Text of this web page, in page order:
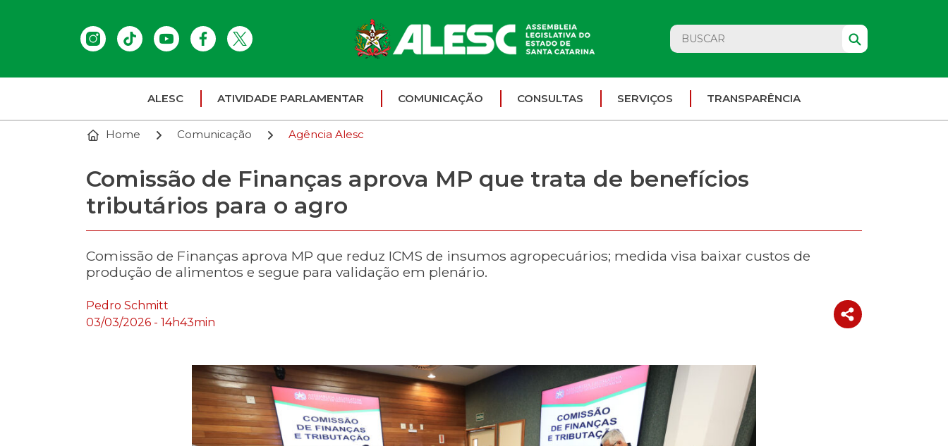
ALESC ATIVIDADE PARLAMENTAR COMUNICAÇÃO CONSULTAS SERVIÇOS TRANSPARÊNCIA
Home Comunicação Agência Alesc
Comissão de Finanças aprova MP que trata de benefícios
tributários para o agro
Comissão de Finanças aprova MP que reduz ICMS de insumos agropecuários; medida visa baixar custos de
produção de alimentos e segue para validação em plenário.
Pedro Schmitt
03/03/2026 - 14h43min